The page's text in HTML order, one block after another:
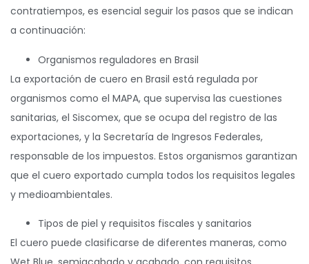
contratiempos, es esencial seguir los pasos que se indican
a continuación:
Organismos reguladores en Brasil
La exportación de cuero en Brasil está regulada por
organismos como el MAPA, que supervisa las cuestiones
sanitarias, el Siscomex, que se ocupa del registro de las
exportaciones, y la Secretaría de Ingresos Federales,
responsable de los impuestos. Estos organismos garantizan
que el cuero exportado cumpla todos los requisitos legales
y medioambientales.
Tipos de piel y requisitos fiscales y sanitarios
El cuero puede clasificarse de diferentes maneras, como